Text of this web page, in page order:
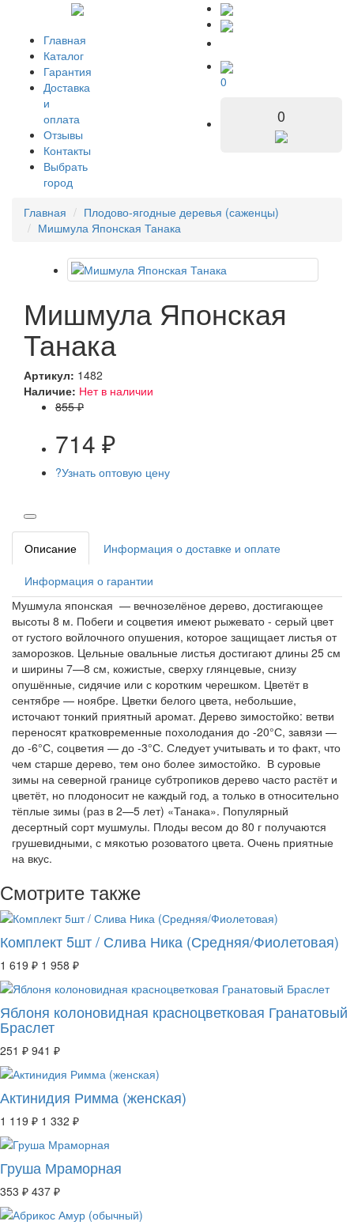
Главная
Каталог
Гарантия
Доставка
и
оплата
Отзывы
Контакты
Выбрать
город
0
0
Главная
Плодово-ягодные деревья (саженцы)
Мишмула Японская Танака
Мишмула Японская
Танака
Артикул: 1482
Наличие: Нет в наличии
855 ₽
714 ₽
?Узнать оптовую цену
Описание Информация о доставке и оплате
Информация о гарантии
Мушмула японская — вечнозелёное дерево, достигающее
высоты 8 м. Побеги и соцветия имеют рыжевато - серый цвет
от густого войлочного опушения, которое защищает листья от
заморозков. Цельные овальные листья достигают длины 25 см
и ширины 7—8 см, кожистые, сверху глянцевые, снизу
опушённые, сидячие или с коротким черешком. Цветёт в
сентябре — ноябре. Цветки белого цвета, небольшие,
источают тонкий приятный аромат. Дерево зимостойко: ветви
переносят кратковременные похолодания до -20°С, завязи —
до -6°С, соцветия — до -3°С. Следует учитывать и то факт, что
чем старше дерево, тем оно более зимостойко. В суровые
зимы на северной границе субтропиков дерево часто растёт и
цветёт, но плодоносит не каждый год, а только в относительно
тёплые зимы (раз в 2—5 лет) «Танака». Популярный
десертный сорт мушмулы. Плоды весом до 80 г получаются
грушевидными, с мякотью розоватого цвета. Очень приятные
на вкус.
Смотрите также
Комплект 5шт / Слива Ника (Средняя/Фиолетовая)
1 619 ₽ 1 958 ₽
Яблоня колоновидная красноцветковая Гранатовый
Браслет
251 ₽ 941 ₽
Актинидия Римма (женская)
1 119 ₽ 1 332 ₽
Груша Мраморная
353 ₽ 437 ₽